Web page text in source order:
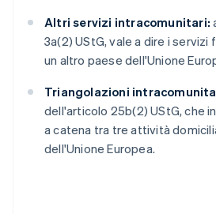
Altri servizi intracomunitari:
3a(2) UStG, vale a dire i
un altro paese dell'Unione
Triangolazioni
dell'articolo 25b(2) UStG, che
a catena tra tre attività
dell'Unione Europea.